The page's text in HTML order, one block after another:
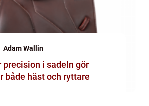
Adam Wallin
både häst och ryttare